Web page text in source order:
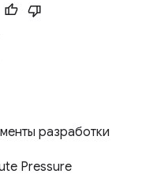
разработки
Pressure